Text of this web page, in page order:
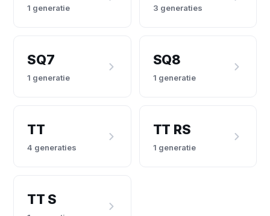
1 generatie 3 generaties
SQ7
1 generatie
SQ8
1 generatie
TT
4 generaties
TT RS
1 generatie
TT S